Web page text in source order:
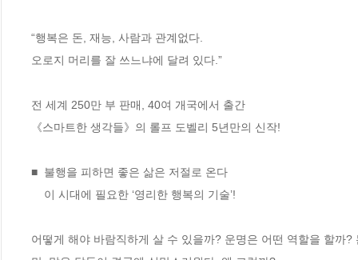
“행복은 돈, 재능, 사람과 관계없다.
오로지 머리를 잘 쓰느냐에 달려 있다.”
전 세계 250만 부 판매, 40여 개국에서 출간
《스마트한 생각들》의 롤프 도벨리 5년만의 신작!
■  불행을 피하면 좋은 삶은 저절로 온다
어떻게 해야 바람직하게 살 수 있을까? 운명은 어떤 역할을 할까